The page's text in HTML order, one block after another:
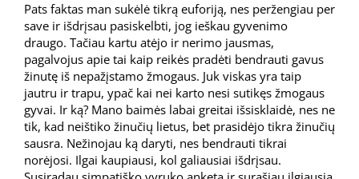
Pats faktas man sukėlė tikrą euforiją, nes peržengiau per
save ir išdrįsau pasiskelbti, jog ieškau gyvenimo
draugo. Tačiau kartu atėjo ir nerimo jausmas,
pagalvojus apie tai kaip reikės pradėti bendrauti gavus
žinutę iš nepažįstamo žmogaus. Juk viskas yra taip
jautru ir trapu, ypač kai nei karto nesi sutikęs žmogaus
gyvai. Ir ką? Mano baimės labai greitai išsisklaidė, nes ne
tik, kad neištiko žinučių lietus, bet prasidėjo tikra žinučių
sausra. Nežinojau ką daryti, nes bendrauti tikrai
norėjosi. Ilgai kaupiausi, kol galiausiai išdrįsau.